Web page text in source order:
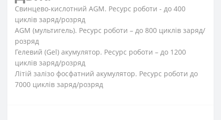
Свинцево-кислотний AGM. Ресурс роботи - до 400
циклів заряд/розряд
AGM (мультигель). Ресурс роботи – до 800 циклів заряд/
розряд
Гелевий (Gel) акумулятор. Ресурс роботи – до 1200
циклів заряд/розряд
Літій залізо фосфатний акумулятор. Ресурс роботи до
7000 циклів заряд/розряд